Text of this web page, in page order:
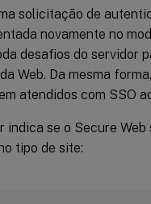
solicitação de
novamente no
desafios do servidor
Web. Da mesma
atendidos com SSO
indica se o Secure
tipo de site: